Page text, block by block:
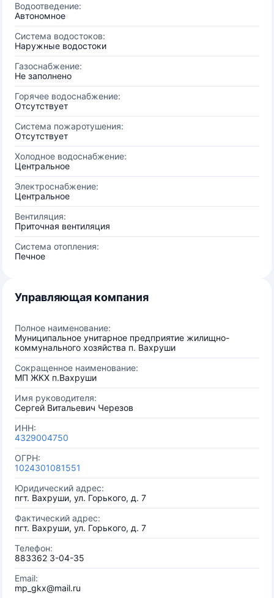
Водоотведение:
Автономное
Система водостоков:
Наружные водостоки
Газоснабжение:
Не заполнено
Горячее водоснабжение:
Отсутствует
Система пожаротушения:
Отсутствует
Холодное водоснабжение:
Центральное
Электроснабжение:
Центральное
Вентиляция:
Приточная вентиляция
Система отопления:
Печное
Управляющая компания
Полное наименование:
Муниципальное унитарное предприятие жилищно-
коммунального хозяйства п. Вахруши
Сокращенное наименование:
МП ЖКХ п.Вахруши
Имя руководителя:
Сергей Витальевич Черезов
ИНН:
4329004750
ОГРН:
1024301081551
Юридический адрес:
пгт. Вахруши, ул. Горького, д. 7
Фактический адрес:
пгт. Вахруши, ул. Горького, д. 7
Телефон:
883362 3-04-35
Email:
mp_gkx@mail.ru